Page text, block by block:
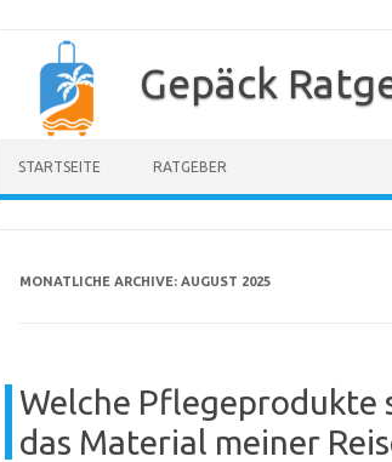
springen
Gepäck
STARTSEITE RATGEBER
MONATLICHE ARCHIVE: AUGUST 2025
Welche Pflegeprodukte
das Material meiner